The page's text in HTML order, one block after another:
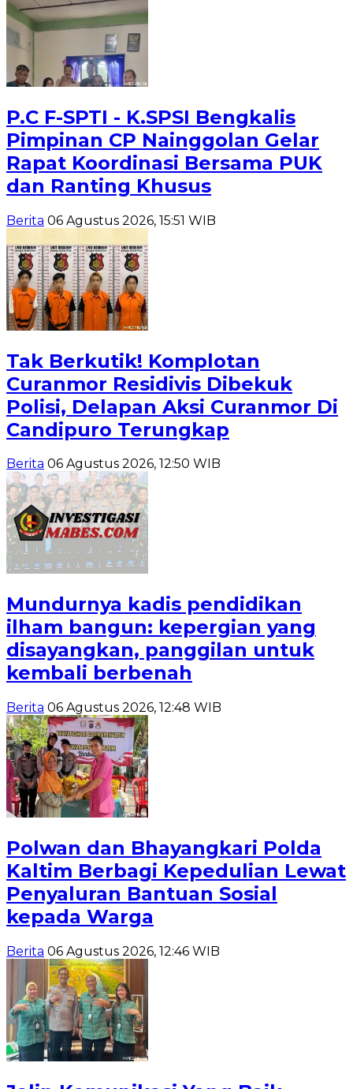
P.C F-SPTI - K.SPSI Bengkalis
Pimpinan CP Nainggolan Gelar
Rapat Koordinasi Bersama PUK
dan Ranting Khusus
Berita 06 Agustus 2026, 15:51 WIB
Tak Berkutik! Komplotan
Curanmor Residivis Dibekuk
Polisi, Delapan Aksi Curanmor Di
Candipuro Terungkap
Berita 06 Agustus 2026, 12:50 WIB
Mundurnya kadis pendidikan
ilham bangun: kepergian yang
disayangkan, panggilan untuk
kembali berbenah
Berita 06 Agustus 2026, 12:48 WIB
Polwan dan Bhayangkari Polda
Kaltim Berbagi Kepedulian Lewat
Penyaluran Bantuan Sosial
kepada Warga
Berita 06 Agustus 2026, 12:46 WIB